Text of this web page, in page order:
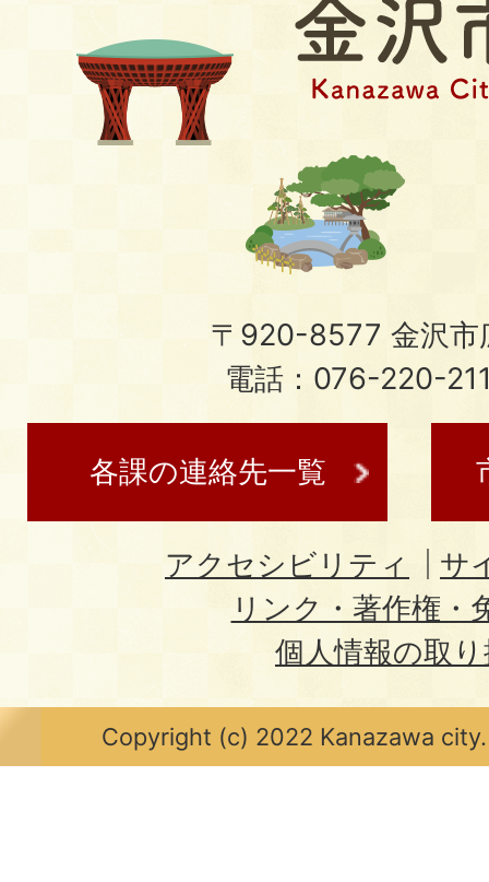
〒920-8577 金沢市
電話：076-220-
各課の連絡先一覧
アクセシビリティ
サ
リンク・著作権・
個人情報の取
Copyright (c) 2022 Kanazawa